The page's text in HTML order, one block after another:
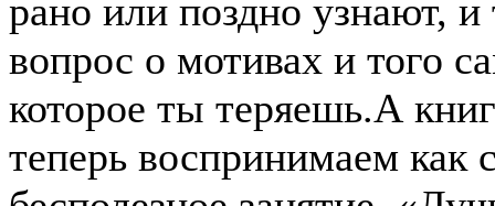
рано или поздно узнают, и
вопрос о мотивах и того
которое ты теряешь.А
теперь воспринимаем как